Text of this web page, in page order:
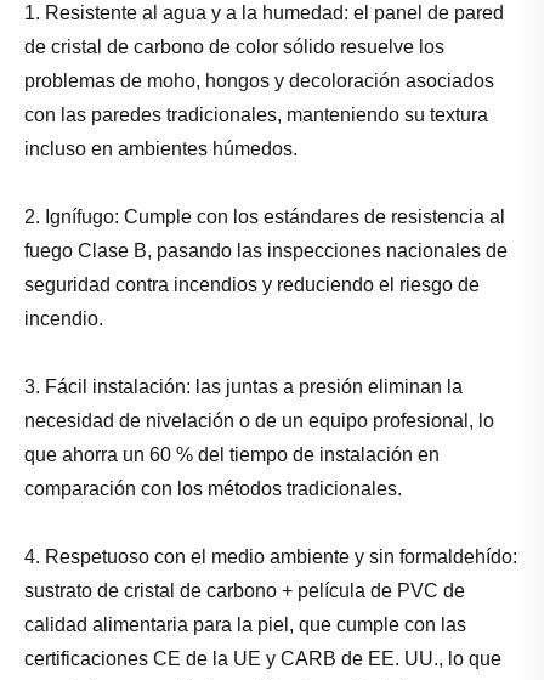
1. Resistente al agua y a la humedad: el panel de pared
de cristal de carbono de color sólido resuelve los
problemas de moho, hongos y decoloración asociados
con las paredes tradicionales, manteniendo su textura
incluso en ambientes húmedos.
2. Ignífugo: Cumple con los estándares de resistencia al
fuego Clase B, pasando las inspecciones nacionales de
seguridad contra incendios y reduciendo el riesgo de
incendio.
3. Fácil instalación: las juntas a presión eliminan la
necesidad de nivelación o de un equipo profesional, lo
que ahorra un 60 % del tiempo de instalación en
comparación con los métodos tradicionales.
4. Respetuoso con el medio ambiente y sin formaldehído:
sustrato de cristal de carbono + película de PVC de
calidad alimentaria para la piel, que cumple con las
certificaciones CE de la UE y CARB de EE. UU., lo que